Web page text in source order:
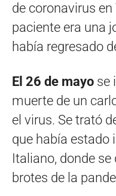
de coronavirus
paciente era una
había regresado
El 26 de mayo se
muerte de un
el virus. Se trató
que había estado
Italiano, donde
brotes de la